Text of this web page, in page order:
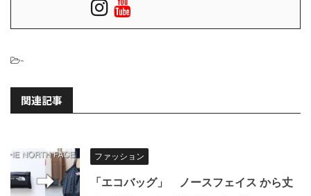
-
関連記事
ファッション
「エコバッグ」 ノースフェイス から丈